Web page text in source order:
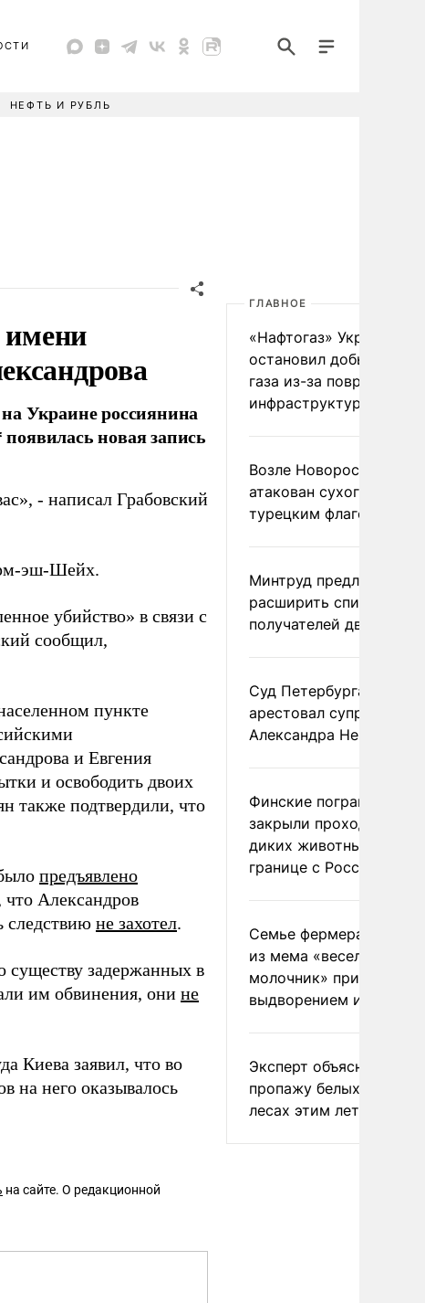
НЕФТЬ И РУБЛЬ
имени
Украине россиянина
новая запись
- написал Грабовский
эш-Шейх.
убийство» в связи с
сообщил,
пункте
и Евгения
и освободить двоих
также подтвердили, что
предъявлено
Александров
следствию не захотел.
существу задержанных в
им обвинения, они не
Киева заявил, что во
на него оказывалось
на сайте. О редакционной
ГЛАВНОЕ
«Нафтогаз» Украины
остановил добычу
газа из-за повреждения
инфраструктуры
Возле Новороссийска
атакован сухогруз под
турецким флагом
Минтруд предложил
расширить список
получателей двух
Суд Петербурга заочно
арестовал супругу
Александра Невзорова
Финские пограничники
закрыли проходы для
диких животных на
границе с Россией
Семье фермера
из мема «веселый
молочник» пригрозили
выдворением из
Эксперт объяснил
пропажу белых грибов
лесах этим летом